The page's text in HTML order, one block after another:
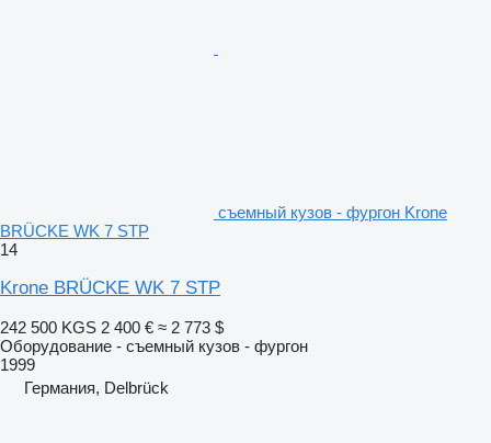
съемный кузов - фургон Krone
BRÜCKE WK 7 STP
14
Krone BRÜCKE WK 7 STP
242 500 KGS 2 400 € ≈ 2 773 $
Оборудование - съемный кузов - фургон
1999
Германия, Delbrück